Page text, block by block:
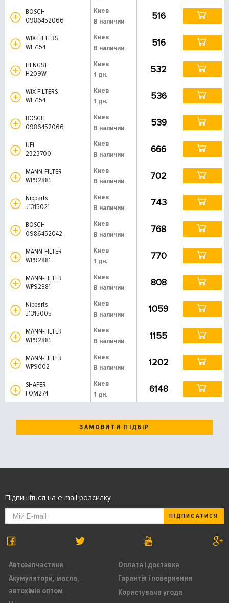
BOSCH
0986452066
Киев
В наличии
516
WIX FILTERS
WL7154
Киев
В наличии
516
HENGST
H209W
Киев
1 дн.
532
WIX FILTERS
WL7154
Киев
1 дн.
536
BOSCH
0986452066
Киев
В наличии
539
UFI
2323700
Киев
В наличии
666
MANN-FILTER
WP92881
Киев
В наличии
702
Nipparts
J1315021
Киев
В наличии
743
BOSCH
0986452042
Киев
В наличии
768
MANN-FILTER
WP92881
Киев
1 дн.
770
MANN-FILTER
WP92881
Киев
В наличии
808
Nipparts
J1315005
Киев
В наличии
1059
MANN-FILTER
WP92881
Киев
В наличии
1155
MANN-FILTER
WP9002
Киев
В наличии
1202
SHAFER
FOM274
Киев
1 дн.
6148
ЗАМОВИТИ ПІДБІР
Автозапчастини
Акумулятори, масла,
автохімія оптом
Оплата і доставка
Гарантія і повернення
Користувача угода
Підпишіться на e-mail розсилку
ПІДПИСАТИСЯ